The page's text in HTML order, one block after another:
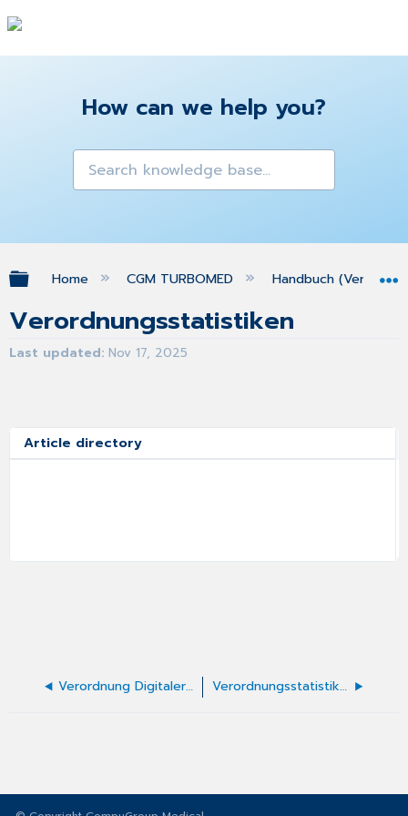
How can we help you?
Expand/collapse global hierarchy
Home CGM TURBOMED Handbuch (Version
Verordnungsstatistiken
Last updated Nov 17, 2025
Article directory
Verordnung Digitaler Gesundheits-Anwendungen Verordnungsstatistiken - Indikations- u. Wirkstoffanalyse